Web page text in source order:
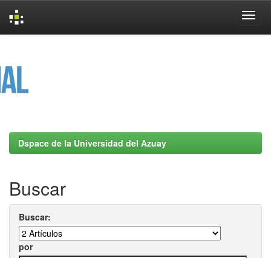
Dspace de la Universidad del Azuay
Buscar
Buscar:
por